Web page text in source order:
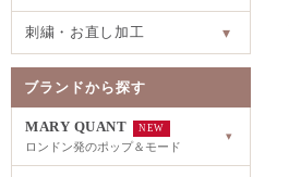
刺繍・お直し加工 ▾
ブランドから探す
MARY QUANT NEW
ロンドン発のポップ＆モード
▾